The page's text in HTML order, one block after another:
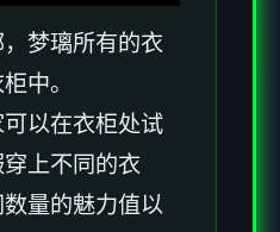
梦璃所有的衣
中。
以在衣柜处试
上不同的衣
量的魅力值以